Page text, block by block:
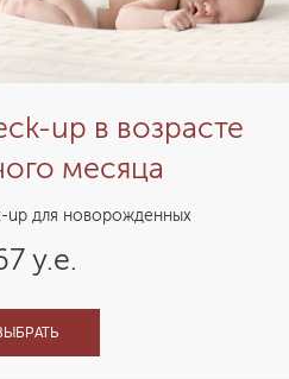
up в возрасте
месяца
up для новорожденных
у.е.